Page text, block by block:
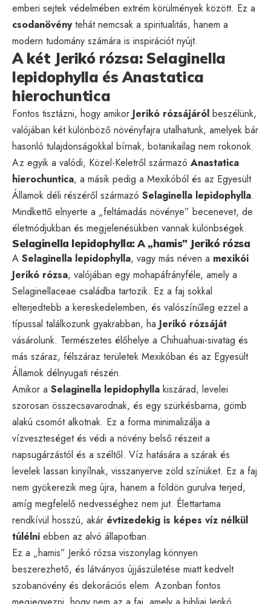
emberi sejtek védelmében extrém körülmények között. Ez a
csodanövénytehát nemcsak a spiritualitás, hanem a
modern tudomány számára is inspirációt nyújt.
A két Jerikó rózsa: Selaginella
lepidophylla és Anastatica
hierochuntica
Fontos tisztázni, hogy amikor Jerikó rózsájáról beszélünk,
valójában két különböző növényfajra utalhatunk, amelyek bár
hasonló tulajdonságokkal bírnak, botanikailag nem rokonok.
Az egyik a valódi, Közel-Keletről származó Anastatica
hierochuntica, a másik pedig a Mexikóból és az Egyesült
Államok déli részéről származó Selaginella lepidophylla.
Mindkettő elnyerte a „feltámadás növénye” becenevet, de
életmódjukban és megjelenésükben vannak különbségek.
Selaginella lepidophylla: A „hamis” Jerikó rózsa
A Selaginella lepidophylla, vagy más néven a mexikói
Jerikó rózsa, valójában egy mohapáfrányféle, amely a
Selaginellaceae családba tartozik. Ez a faj sokkal
elterjedtebb a kereskedelemben, és valószínűleg ezzel a
típussal találkozunk gyakrabban, ha Jerikó rózsáját
vásárolunk. Természetes élőhelye a Chihuahuai-sivatag és
más száraz, félszáraz területek Mexikóban és az Egyesült
Államok délnyugati részén.
Amikor a Selaginella lepidophylla kiszárad, levelei
szorosan összecsavarodnak, és egy szürkésbarna, gömb
alakú csomót alkotnak. Ez a forma minimalizálja a
vízveszteséget és védi a növény belső részeit a
napsugárzástól és a széltől. Víz hatására a szárak és
levelek lassan kinyílnak, visszanyerve zöld színüket. Ez a faj
nem gyökerezik meg újra, hanem a földön gurulva terjed,
amíg megfelelő nedvességhez nem jut. Élettartama
rendkívül hosszú, akár évtizedekig is képes víz nélkül
túlélni ebben az alvó állapotban.
Ez a „hamis” Jerikó rózsa viszonylag könnyen
beszerezhető, és látványos újjászületése miatt kedvelt
szobanövény és dekorációs elem. Azonban fontos